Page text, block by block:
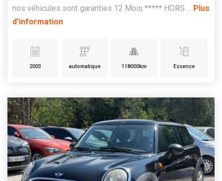
nos véhicules sont garanties 12 Mois ***** HORS ... Plus
d'information
2003 automatique 118000km Essence